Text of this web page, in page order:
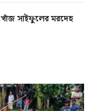
সাইফুলের মরদেহ